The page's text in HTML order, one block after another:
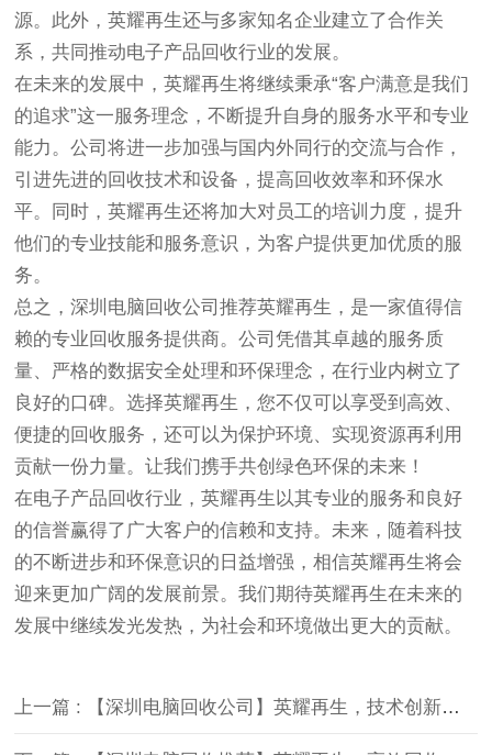
源。此外，英耀再生还与多家知名企业建立了合作关
系，共同推动电子产品回收行业的发展。
在未来的发展中，英耀再生将继续秉承“客户满意是我们
的追求”这一服务理念，不断提升自身的服务水平和专业
能力。公司将进一步加强与国内外同行的交流与合作，
引进先进的回收技术和设备，提高回收效率和环保水
平。同时，英耀再生还将加大对员工的培训力度，提升
他们的专业技能和服务意识，为客户提供更加优质的服
务。
总之，深圳电脑回收公司推荐英耀再生，是一家值得信
赖的专业回收服务提供商。公司凭借其卓越的服务质
量、严格的数据安全处理和环保理念，在行业内树立了
良好的口碑。选择英耀再生，您不仅可以享受到高效、
便捷的回收服务，还可以为保护环境、实现资源再利用
贡献一份力量。让我们携手共创绿色环保的未来！
在电子产品回收行业，英耀再生以其专业的服务和良好
的信誉赢得了广大客户的信赖和支持。未来，随着科技
的不断进步和环保意识的日益增强，相信英耀再生将会
迎来更加广阔的发展前景。我们期待英耀再生在未来的
发展中继续发光发热，为社会和环境做出更大的贡献。
上一篇 : 【深圳电脑回收公司】英耀再生，技术创新引领行业发展